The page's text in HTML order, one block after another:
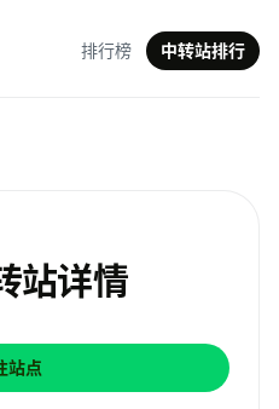
排行榜 中转站排行
站详情
站点